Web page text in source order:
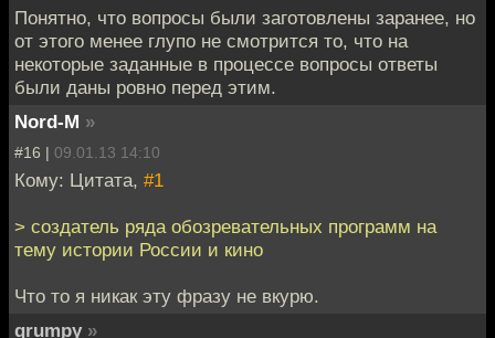
Понятно, что вопросы были заготовлены заранее, но
от этого менее глупо не смотрится то, что на
некоторые заданные в процессе вопросы ответы
были даны ровно перед этим.
Nord-M »
#16 | 09.01.13 14:10
Кому: Цитата, #1
> создатель ряда обозревательных программ на
тему истории России и кино
Что то я никак эту фразу не вкурю.
grumpy »